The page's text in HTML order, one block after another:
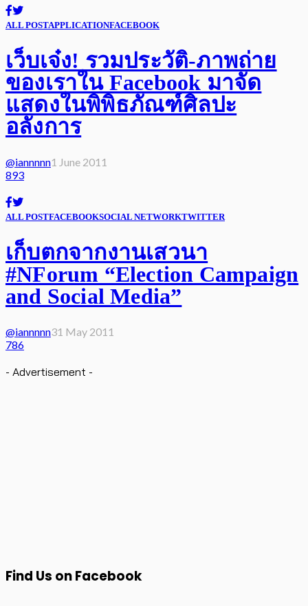
ALL POSTAPPLICATIONFACEBOOK
เว็บเจ๋ง! รวมประวัติ-ภาพถ่าย
ของเราใน Facebook มาจัด
แสดงในพิพิธภัณฑ์ศิลปะ
อลังการ
@iannnnn1 June 2011
893
ALL POSTFACEBOOKSOCIAL NETWORKTWITTER
เก็บตกจากงานเสวนา
#NForum “Election Campaign
and Social Media”
@iannnnn31 May 2011
786
- Advertisement -
Find Us on Facebook